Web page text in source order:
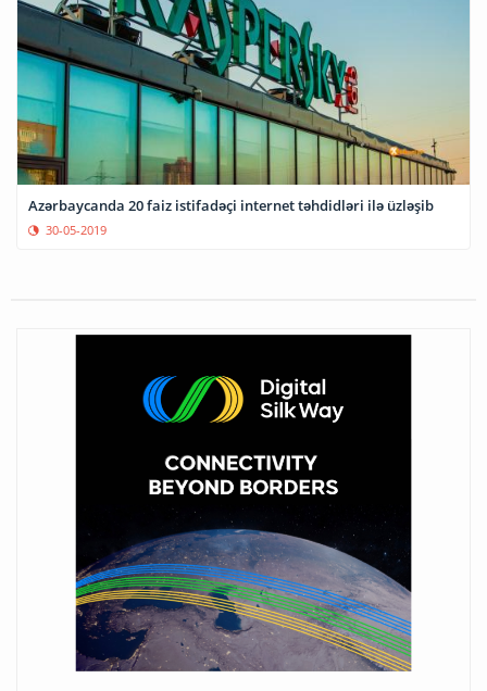
Azərbaycanda 20 faiz istifadəçi internet təhdidləri ilə üzləşib
30-05-2019